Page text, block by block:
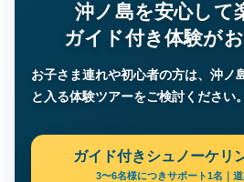
沖ノ島を安心して
ガイド付き体験が
お子さま連れや初心者の方は、沖ノ
と入る体験ツアーをご検討ください。
ガイド付きシュノーケリ
3〜6名様につきサポート1名｜